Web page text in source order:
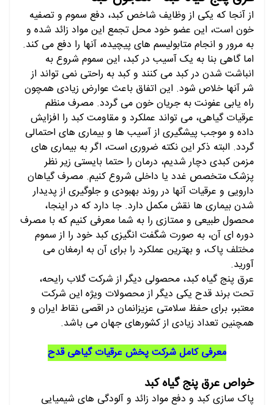
از آنجا که یکی از وظایف شاخص کبد، دفع سموم و تصفیه
خون است، این عضو خود محل تجمع این مواد زائد شده و
به مرور و انجام متابولیسم های پیچیده، آنها را دفع می کند.
اما گاهی بنا به یک آسیب در کبد، این سموم شروع به
انباشت شدن در کبد می کنند و کبد به راحتی نمی تواند از
شر آنها خلاص شود. این اتفاق باعث عوارض زیادی همچون
راه یابی عفونت به جریان خون می گردد. مصرف منظم
عرقیات گیاهی، می تواند عملکرد و مقاومت کبد را افزایش
داده و موجب پیشگیری از آسیب ها و بیماری های احتمالی
گردد. البته ذکر این نکته ضروری است، اگر به بیماری های
مزمن کبدی دچار شدیم، درمان را حتما بایستی زیر نظر
پزشک متخصص غدد یا داخلی شروع کنیم. مصرف گیاهان
دارویی و عرقیات آنها در روند بهبودی و جلوگیری از پدیدار
شدن بیماری ها نقش مکمل دارد. جا دارد که در اینجا،
محصول طبیعی و ممتازی را به شما معرفی کنیم که با مصرف
دوره ای آن، به صورت شگفت انگیزی کبد خود را از سموم
مختلف پاک، و بهترین عملکرد را برای آن به ارمغان می
آورید.
عرق پنج گیاه کبد، محصولی دیگر از شرکت گلاب رایحه،
تحت برند قدح یکی دیگر از محصولات ویژه این شرکت
معتبر، برای حفظ سلامتی عزیزانمان در اقصی نقاط ایران و
همچنین تعداد زیادی از کشورهای جهان می باشد.
معرفی کامل شرکت پخش عرقیات گیاهی قدح
خواص عرق پنج گیاه کبد
پاک سازی کبد و دفع مواد زائد و آلودگی های شیمیایی